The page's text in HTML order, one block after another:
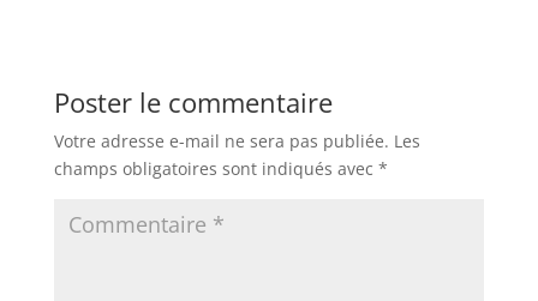
Poster le commentaire
Votre adresse e-mail ne sera pas publiée. Les
champs obligatoires sont indiqués avec *